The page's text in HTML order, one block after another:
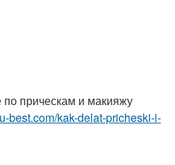
по прическам и макияжу
best.com/kak-delat-pricheski-i-